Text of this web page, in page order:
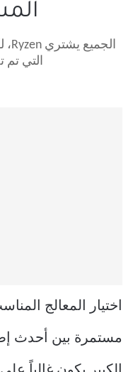
التي تم
اختيار المعالج